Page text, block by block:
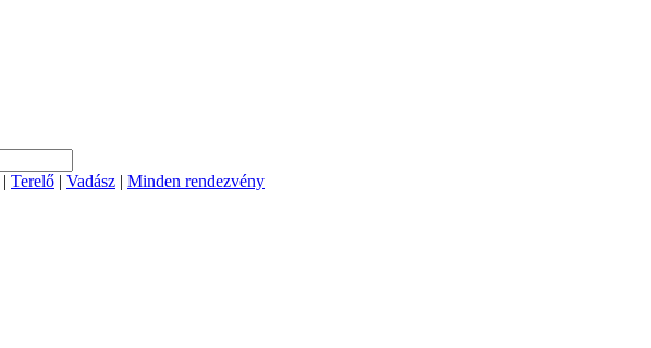
| Terelő | Vadász | Minden rendezvény